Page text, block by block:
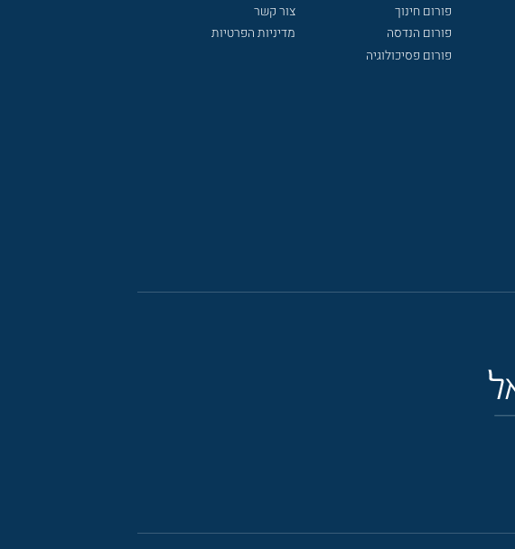
פורום חינוך
פורום הנדסה
פורום פסיכולוגיה
צור קשר
מדיניות הפרטיות